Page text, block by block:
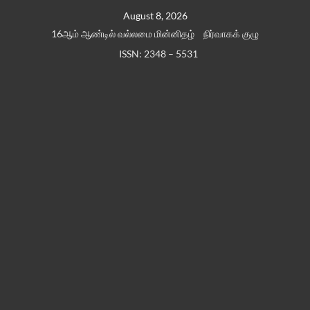
August 8, 2026
16ஆம் ஆண்டில் வல்லமை மின்னிதழ்
நிர்வாகக் குழு
ISSN: 2348 – 5531